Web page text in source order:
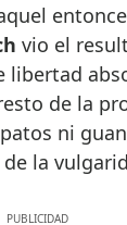
vio el
libertad
de la
ni
la